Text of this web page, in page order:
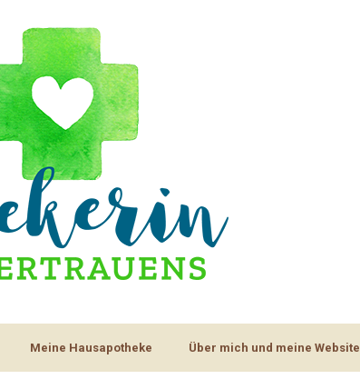
Meine Hausapotheke Über mich und meine Website